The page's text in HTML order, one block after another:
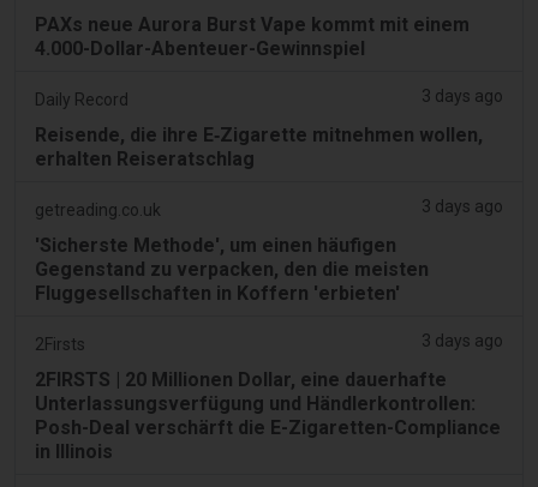
PAXs neue Aurora Burst Vape kommt mit einem
4.000-Dollar-Abenteuer-Gewinnspiel
Daily Record 3 days ago
Reisende, die ihre E‑Zigarette mitnehmen wollen,
erhalten Reiseratschlag
getreading.co.uk 3 days ago
'Sicherste Methode', um einen häufigen
Gegenstand zu verpacken, den die meisten
Fluggesellschaften in Koffern 'erbieten'
2Firsts 3 days ago
2FIRSTS | 20 Millionen Dollar, eine dauerhafte
Unterlassungsverfügung und Händlerkontrollen:
Posh-Deal verschärft die E-Zigaretten-Compliance
in Illinois